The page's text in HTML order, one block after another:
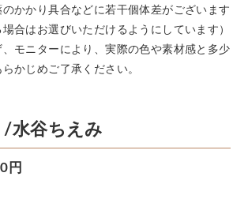
かかり具合などに若干個体差がございます
場合はお選びいただけるようにしています）
モニターにより、実際の色や素材感と多少
かじめご了承ください。
/水谷ちえみ
円